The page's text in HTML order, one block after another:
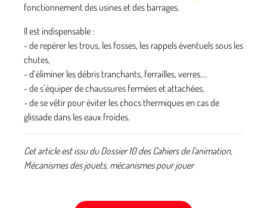
fonctionnement des usines et des barrages.
Il est indispensable :
- de repérer les trous, les fosses, les rappels éventuels sous les
chutes,
- d’éliminer les débris tranchants, ferrailles, verres….
- de s’équiper de chaussures fermées et attachées,
- de se vêtir pour éviter les chocs thermiques en cas de
glissade dans les eaux froides.
Cet article est issu du Dossier 10 des Cahiers de l'animation,
Mécanismes des jouets, mécanismes pour jouer